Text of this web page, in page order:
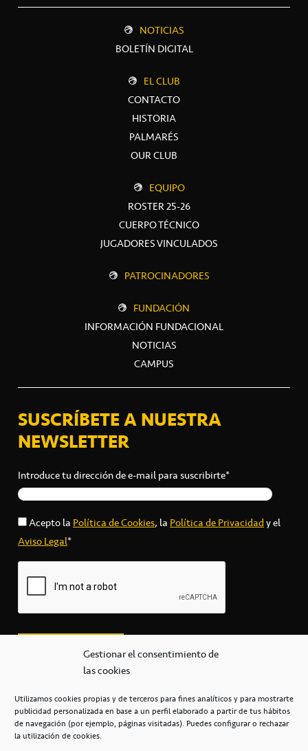
Gestionar el consentimiento de
las cookies
Utilizamos cookies propias y de terceros para fines analíticos y para mostrarte
publicidad personalizada en base a un perfil elaborado a partir de tus hábitos
de navegación (por ejemplo, páginas visitadas). Puedes configurar o rechazar
la utilización de cookies.
NOTICIAS
BOLETÍN DIGITAL
EL CLUB
CONTACTO
HISTORIA
PALMARÉS
OUR CLUB
EQUIPO
ROSTER 25-26
CUERPO TÉCNICO
JUGADORES VINCULADOS
PATROCINADORES
FUNDACIÓN
INFORMACIÓN FUNDACIONAL
NOTICIAS
CAMPUS
SUSCRÍBETE A NUESTRA
NEWSLETTER
Introduce tu dirección de e-mail para suscribirte*
Acepto laPolítica de Cookies, laPolítica de Privacidady el
Aviso Legal*
secretaria@cbcanarias.es
+34 922 253 684